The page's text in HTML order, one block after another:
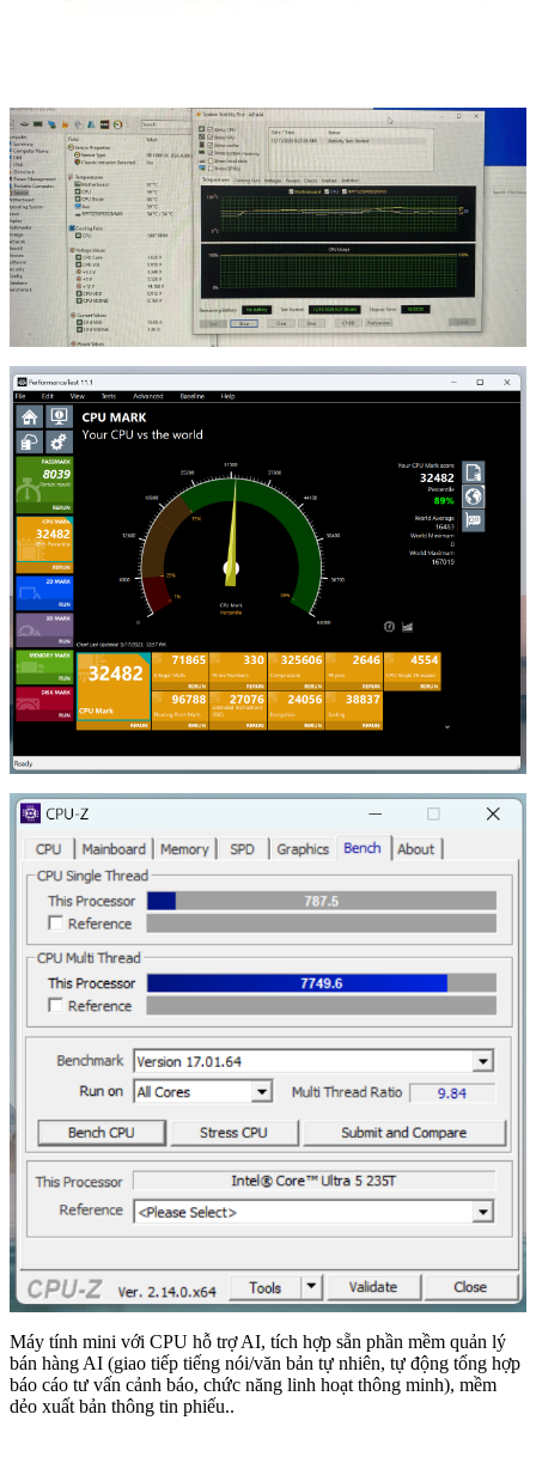
Máy tính mini với CPU hỗ trợ AI, tích hợp sẵn phần mềm quản lý
bán hàng AI (giao tiếp tiếng nói/văn bản tự nhiên, tự động tổng hợp
báo cáo tư vấn cảnh báo, chức năng linh hoạt thông minh), mềm
dẻo xuất bản thông tin phiếu..